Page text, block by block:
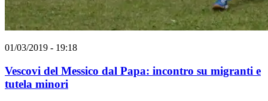
01/03/2019 - 19:18
Vescovi del Messico dal Papa: incontro su migranti e
tutela minori